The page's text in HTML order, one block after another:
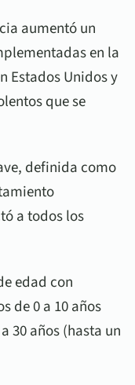
aumentó un
en la
Estados Unidos y
que se
definida como
a todos los
edad con
de 0 a 10 años
30 años (hasta un